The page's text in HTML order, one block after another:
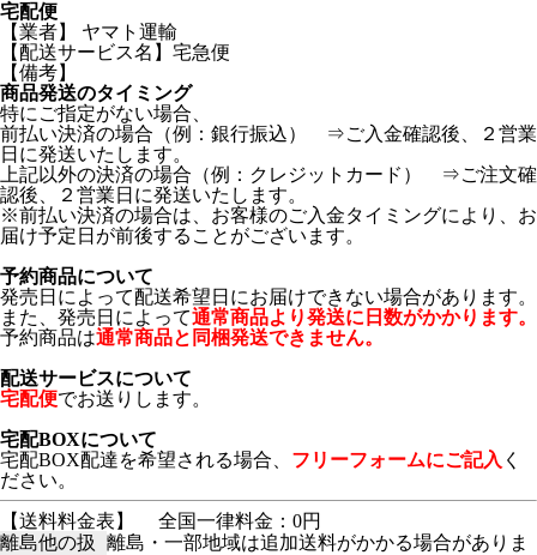
宅配便
【業者】 ヤマト運輸
【配送サービス名】宅急便
【備考】
商品発送のタイミング
特にご指定がない場合、
前払い決済の場合（例：銀行振込） ⇒ご入金確認後、２営業
日に発送いたします。
上記以外の決済の場合（例：クレジットカード） ⇒ご注文確
認後、２営業日に発送いたします。
※前払い決済の場合は、お客様のご入金タイミングにより、お
届け予定日が前後することがございます。
予約商品について
発売日によって配送希望日にお届けできない場合があります。
また、発売日によって通常商品より発送に日数がかかります。
予約商品は通常商品と同梱発送できません。
配送サービスについて
宅配便でお送りします。
宅配BOXについて
宅配BOX配達を希望される場合、 フリーフォームにご記入 く
ださい。
【送料料金表】
全国一律料金：0円
離島他の扱
離島・一部地域は追加送料がかかる場合がありま